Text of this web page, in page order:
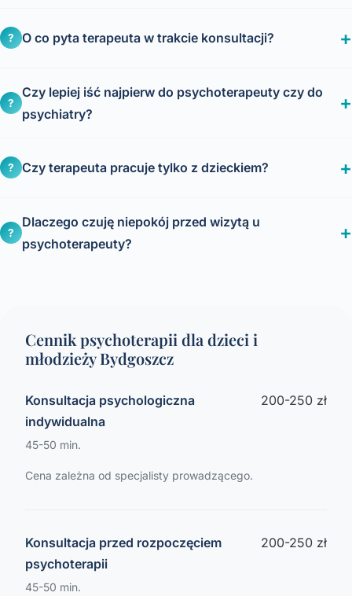
? O co pyta terapeuta w trakcie konsultacji?
?
Czy lepiej iść najpierw do psychoterapeuty czy do
psychiatry?
? Czy terapeuta pracuje tylko z dzieckiem?
?
Dlaczego czuję niepokój przed wizytą u
psychoterapeuty?
Cennik psychoterapii dla dzieci i
młodzieży Bydgoszcz
Konsultacja psychologiczna
indywidualna
45-50 min.
Cena zależna od specjalisty prowadzącego.
200-250 zł
Konsultacja przed rozpoczęciem
psychoterapii
45-50 min.
200-250 zł